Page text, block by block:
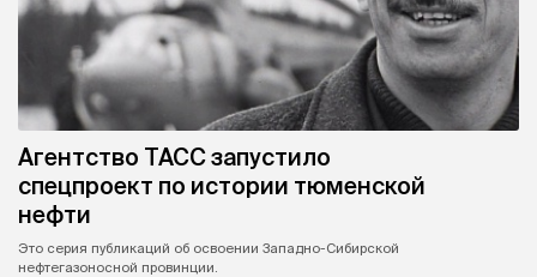
Агентство ТАСС запустило
спецпроект по истории тюменской
нефти
Это серия публикаций об освоении Западно-Сибирской
нефтегазоносной провинции.